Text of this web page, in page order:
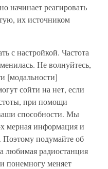
начинает реагировать
их источником
с настройкой. Частота
Не волнуйтесь,
[модальности]
сойти на нет, если
при помощи
способности. Мы
х мерная информация и
Поэтому подумайте об
любимая радиостанция
понемногу меняет